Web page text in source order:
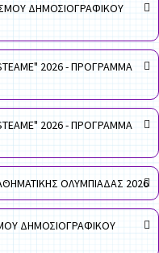
ΔΗΜΟΣΙΟΓΡΑΦΙΚΟΥ
2026 - ΠΡΟΓΡΑΜΜΑ
2026 - ΠΡΟΓΡΑΜΜΑ
ΟΛΥΜΠΙΑΔΑΣ 2026
ΔΗΜΟΣΙΟΓΡΑΦΙΚΟΥ